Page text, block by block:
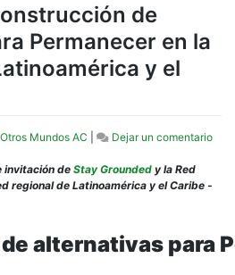
de
Permanecer en la
y el
Otros Mundos AC Dejar un comentarioen
invitación de Stay Grounded y la Red
regional de Latinoamérica y el Caribe -
alternativas para